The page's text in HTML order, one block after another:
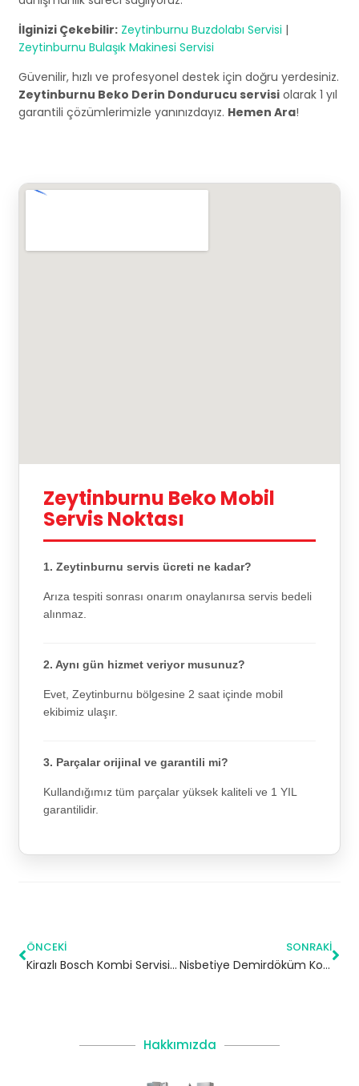
İlginizi Çekebilir: Zeytinburnu Buzdolabı Servisi |
Zeytinburnu Bulaşık Makinesi Servisi
Güvenilir, hızlı ve profesyonel destek için doğru yerdesiniz.
Zeytinburnu Beko Derin Dondurucu servisi olarak 1 yıl
garantili çözümlerimizle yanınızdayız. Hemen Ara!
Zeytinburnu Beko Mobil
Servis Noktası
1. Zeytinburnu servis ücreti ne kadar?
Arıza tespiti sonrası onarım onaylanırsa servis bedeli
alınmaz.
2. Aynı gün hizmet veriyor musunuz?
Evet, Zeytinburnu bölgesine 2 saat içinde mobil
ekibimiz ulaşır.
3. Parçalar orijinal ve garantili mi?
Kullandığımız tüm parçalar yüksek kaliteli ve 1 YIL
garantilidir.
ÖNCEKI
Kirazlı Bosch Kombi Servisi – Bağcılar Yetkili Servis
SONRAKI
Nisbetiye Demirdöküm Kombi Servisi – Beşiktaş Yetkili Servis
Hakkımızda